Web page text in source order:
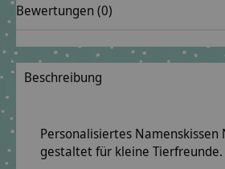
Bewertungen (0)
Beschreibung
Personalisiertes Namenskissen
gestaltet für kleine Tierfreunde.